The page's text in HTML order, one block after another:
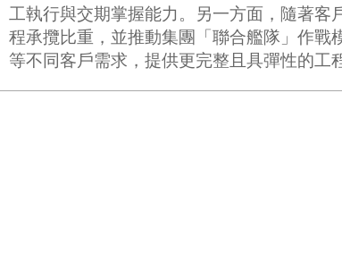
工執行與交期掌握能力。另一方面，隨著
程承攬比重，並推動集團「聯合艦隊」作戰
等不同客戶需求，提供更完整且具彈性的工